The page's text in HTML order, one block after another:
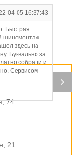
04-05 16:37:43
Быстрая
шиномонтаж.
здесь на
Буквально за
собрали и
Сервисом
74
21